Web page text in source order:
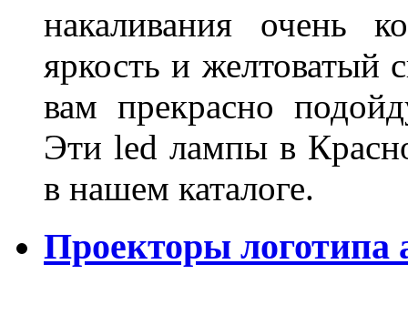
накаливания очень
яркость и желтоватый
вам прекрасно
Эти led лампы в
в нашем каталоге.
Проекторы логотипа